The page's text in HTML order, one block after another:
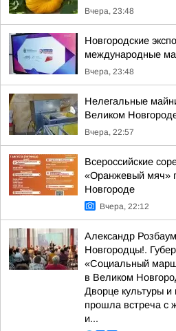
Вчера, 23:48
Новгородские
международные
Вчера, 23:48
Нелегальные
Великом
Вчера, 22:57
Всероссийские
«Оранжевый мяч»
Новгороде
Вчера, 22:12
Александр
Новгородцы!.
«Социальный
в Великом
Дворце культуры
прошла встреча с
и...